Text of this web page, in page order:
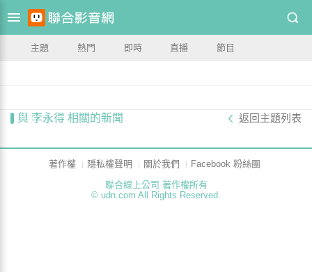
主題 熱門 即時 直播 節目
與 李永得 相關的新聞 返回主題列表
著作權 隱私權聲明 關於我們
Facebook 粉絲團
聯合線上公司 著作權所有
© udn.com All Rights Reserved.